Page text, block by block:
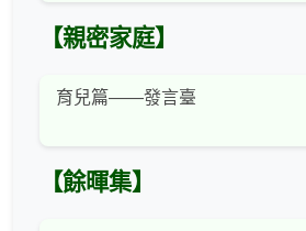
【親密家庭】
育兒篇——發言臺
【餘暉集】